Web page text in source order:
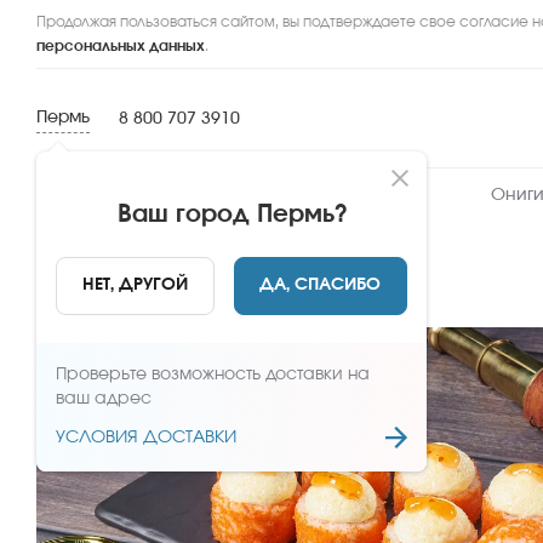
Продолжая пользоваться сайтом, вы подтверждаете свое согласие
персональных данных.
Пермь
Ваш город Пермь?
НЕТ, ДРУГОЙ ДА, СПАСИБО
Проверьте возможность доставки на
ваш адрес
УСЛОВИЯ ДОСТАВКИ
8 800 707 3910
НАЗАД